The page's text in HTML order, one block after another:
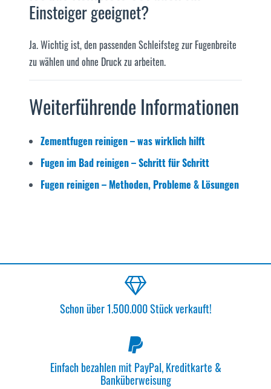
Einsteiger geeignet?
Ja. Wichtig ist, den passenden Schleifsteg zur Fugenbreite
zu wählen und ohne Druck zu arbeiten.
Weiterführende Informationen
Zementfugen reinigen – was wirklich hilft
Fugen im Bad reinigen – Schritt für Schritt
Fugen reinigen – Methoden, Probleme & Lösungen
Schon über 1.500.000 Stück verkauft!
Einfach bezahlen mit PayPal, Kreditkarte &
Banküberweisung